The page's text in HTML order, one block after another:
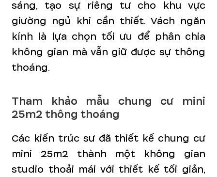
sáng, tạo sự riêng tư cho khu vực
giường ngủ khi cần thiết. Vách ngăn
kính là lựa chọn tối ưu để phân chia
không gian mà vẫn giữ được sự thông
thoáng.
Tham khảo mẫu chung cư mini
25m2 thông thoáng
Các kiến trúc sư đã thiết kế chung cư
mini 25m2 thành một không gian
studio thoải mái với thiết kế tối giản,